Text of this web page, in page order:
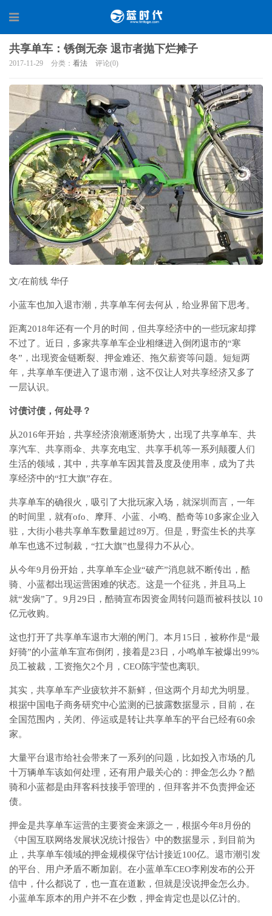
共享单车：锈倒无奈 退市者抛下烂摊子
2017-11-29 分类： 看法 评论(0)
文/在前线 华仔
小蓝车也加入退市潮，共享单车何去何从，给业界留下思考。
距离2018年还有一个月的时间，但共享经济中的一些玩家却撑
不过了。近日，多家共享单车企业相继进入倒闭退市的“寒
冬”，出现资金链断裂、押金难还、拖欠薪资等问题。短短两
年，共享单车便进入了退市潮，这不仅让人对共享经济又多了
一层认识。
讨债讨债，何处寻？
从2016年开始，共享经济浪潮逐渐势大，出现了共享单车、共
享汽车、共享雨伞、共享充电宝、共享手机等一系列颠覆人们
生活的领域，其中，共享单车因其普及度及使用率，成为了共
享经济中的“扛大旗”存在。
共享单车的确很火，吸引了大批玩家入场，就深圳而言，一年
的时间里，就有ofo、摩拜、小蓝、小鸣、酷奇等10多家企业入
驻，大街小巷共享单车数量超过89万。但是，野蛮生长的共享
单车也逃不过制裁，“扛大旗”也显得力不从心。
从今年9月份开始，共享单车企业“破产”消息就不断传出，酷
骑、小蓝都出现运营困难的状态。这是一个征兆，并且马上
就“发病”了。9月29日，酷骑宣布因资金周转问题而被科技以 10
亿元收购。
这也打开了共享单车退市大潮的闸门。本月15日，被称作是“最
好骑”的小蓝单车宣布倒闭，接着是23日，小鸣单车被爆出99%
员工被裁，工资拖欠2个月，CEO陈宇莹也离职。
其实，共享单车产业疲软并不新鲜，但这两个月却尤为明显。
根据中国电子商务研究中心监测的已披露数据显示，目前，在
全国范围内，关闭、停运或是转让共享单车的平台已经有60余
家。
大量平台退市给社会带来了一系列的问题，比如投入市场的几
十万辆单车该如何处理，还有用户最关心的：押金怎么办？酷
骑和小蓝都是由拜客科技接手管理的，但拜客并不负责押金还
债。
押金是共享单车运营的主要资金来源之一，根据今年8月份的
《中国互联网络发展状况统计报告》中的数据显示，到目前为
止，共享单车领域的押金规模保守估计接近100亿。退市潮引发
的平台、用户矛盾不断加剧。在小蓝单车CEO李刚发布的公开
信中，什么都说了，也一直在道歉，但就是没说押金怎么办。
小蓝单车原本的用户并不在少数，押金肯定也是以亿计的。